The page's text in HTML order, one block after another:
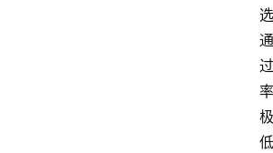
选
通
过
率
极
低